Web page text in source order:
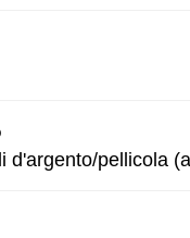
d'argento/pellicola